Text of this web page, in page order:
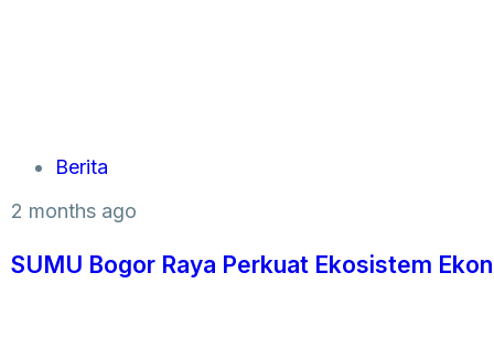
Berita
2 months ago
SUMU Bogor Raya Perkuat Ekosistem